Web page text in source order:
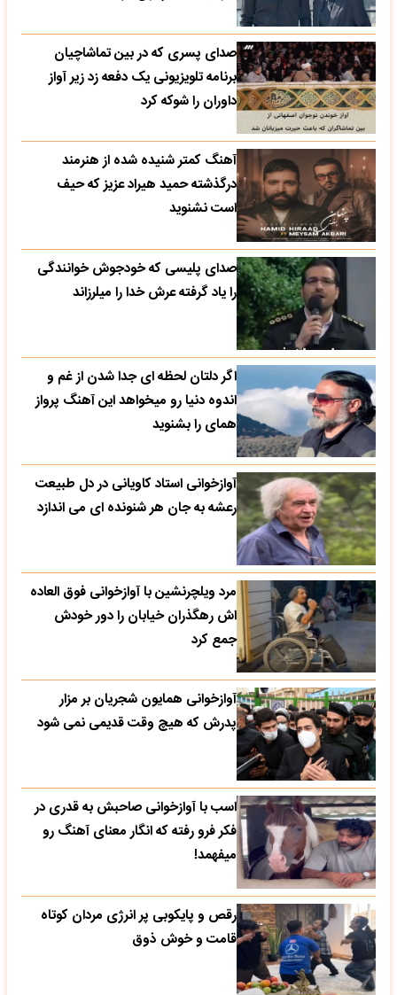
صدای پسری که در بین تماشاچیان
برنامه تلویزیونی یک دفعه زد زیر آواز
داوران را شوکه کرد
آهنگ کمتر شنیده شده از هنرمند
درگذشته حمید هیراد عزیز که حیف
است نشنوید
صدای پلیسی که خودجوش خوانندگی
را یاد گرفته عرش خدا را میلرزاند
اگر دلتان لحظه ای جدا شدن از غم و
اندوه دنیا رو میخواهد این آهنگ پرواز
همای را بشنوید
آوازخوانی استاد کاویانی در دل طبیعت
رعشه به جان هر شنونده ای می اندازد
مرد ویلچرنشین با آوازخوانی فوق العاده
اش رهگذران خیابان را دور خودش
جمع کرد
آوازخوانی همایون شجریان بر مزار
پدرش که هیچ وقت قدیمی نمی شود
اسب با آوازخوانی صاحبش به قدری در
فکر فرو رفته که انگار معنای آهنگ رو
میفهمد!
رقص و پایکوبی پر انرژی مردان کوتاه
قامت و خوش ذوق